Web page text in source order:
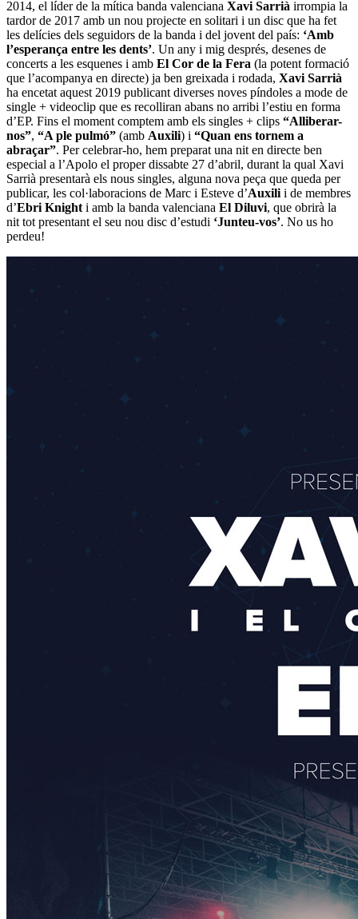
2014, el líder de la mítica banda valenciana Xavi Sarrià irrompia la
tardor de 2017 amb un nou projecte en solitari i un disc que ha fet
les delícies dels seguidors de la banda i del jovent del país: ‘Amb
l’esperança entre les dents’. Un any i mig després, desenes de
concerts a les esquenes i amb El Cor de la Fera (la potent formació
que l’acompanya en directe) ja ben greixada i rodada, Xavi Sarrià
ha encetat aquest 2019 publicant diverses noves píndoles a mode de
single + videoclip que es recolliran abans no arribi l’estiu en forma
d’EP. Fins el moment comptem amb els singles + clips “Alliberar-
nos”, “A ple pulmó” (amb Auxili) i “Quan ens tornem a
abraçar”. Per celebrar-ho, hem preparat una nit en directe ben
especial a l’Apolo el proper dissabte 27 d’abril, durant la qual Xavi
Sarrià presentarà els nous singles, alguna nova peça que queda per
publicar, les col·laboracions de Marc i Esteve d’Auxilii de membres
d’Ebri Knighti amb la banda valenciana El Diluvi, que obrirà la
nit tot presentant el seu nou disc d’estudi ‘Junteu-vos’. No us ho
perdeu!